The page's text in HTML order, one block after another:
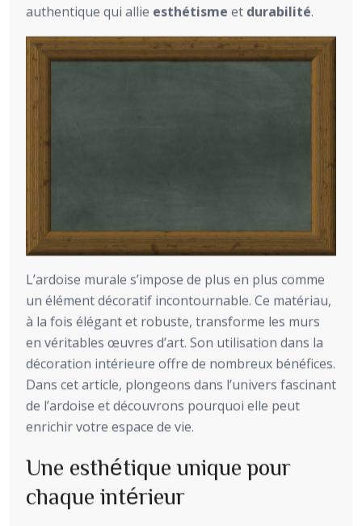
authentique qui allie esthétisme et durabilité.
L’ardoise murale s’impose de plus en plus comme
un élément décoratif incontournable. Ce matériau,
à la fois élégant et robuste, transforme les murs
en véritables œuvres d’art. Son utilisation dans la
décoration intérieure offre de nombreux bénéfices.
Dans cet article, plongeons dans l’univers fascinant
de l’ardoise et découvrons pourquoi elle peut
enrichir votre espace de vie.
Une esthétique unique pour
chaque intérieur